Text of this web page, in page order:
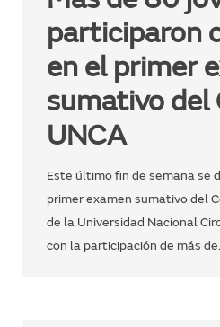
participaron
en el primer
sumativo del
UNCA
Este último fin de semana se
primer examen sumativo del
de la Universidad Nacional
con la participación de más